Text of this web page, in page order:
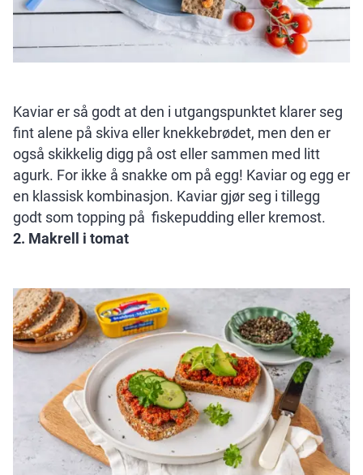
Kaviar er så godt at den i utgangspunktet klarer seg
fint alene på skiva eller knekkebrødet, men den er
også skikkelig digg på ost eller sammen med litt
agurk. For ikke å snakke om på egg! Kaviar og egg er
en klassisk kombinasjon. Kaviar gjør seg i tillegg
godt som topping på fiskepudding eller kremost.
2. Makrell i tomat